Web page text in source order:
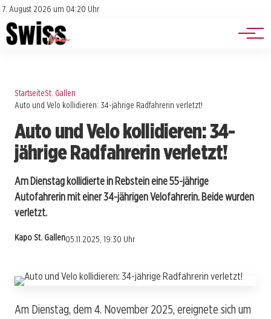
7. August 2026 um 04:20 Uhr
Impressum
Datenschutz
Jobs
Events
StartseiteSt. Gallen
Auto und Velo kollidieren: 34-jährige Radfahrerin verletzt!
Auto und Velo kollidieren: 34-
jährige Radfahrerin verletzt!
Am Dienstag kollidierte in Rebstein eine 55-jährige
Autofahrerin mit einer 34-jährigen Velofahrerin. Beide wurden
verletzt.
Kapo St. Gallen05.11.2025, 19:30 Uhr
Am Dienstag, dem 4. November 2025, ereignete sich um